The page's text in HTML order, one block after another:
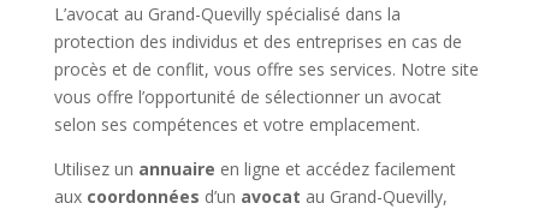
L’avocat au Grand-Quevilly spécialisé dans la
protection des individus et des entreprises en cas de
procès et de conflit, vous offre ses services. Notre site
vous offre l’opportunité de sélectionner un avocat
selon ses compétences et votre emplacement.
Utilisez un annuaire en ligne et accédez facilement
aux coordonnées d’un avocat au Grand-Quevilly,